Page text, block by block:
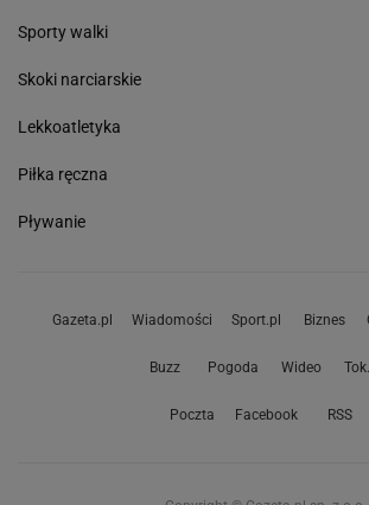
Sporty walki
Skoki narciarskie
Lekkoatletyka
Piłka ręczna
Pływanie
Gazeta.pl Wiadomości Sport.pl Biznes
Buzz Pogoda Wideo
Poczta Facebook RSS